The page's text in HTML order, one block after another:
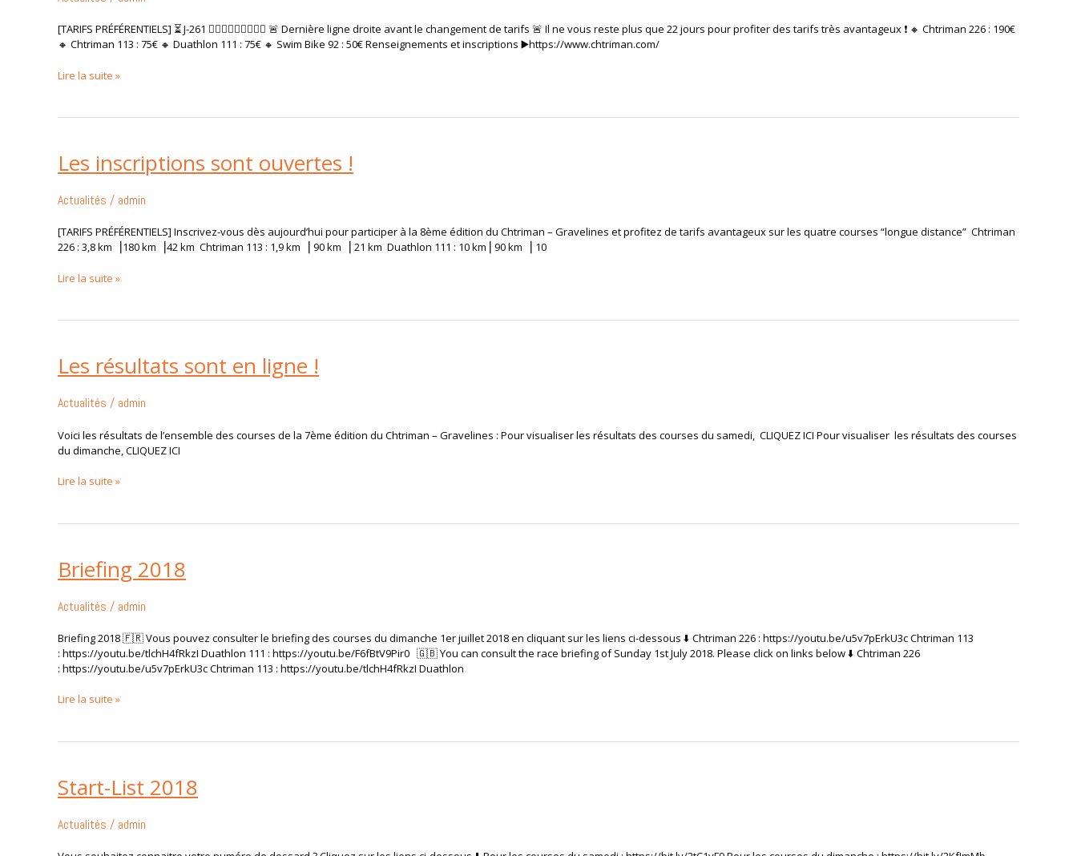
[TARIFS PRÉFÉRENTIELS] ⏳ J-261 🏊🏼‍♂️🚴🏼‍♂️🏃🏼‍♂️ 🚨 Dernière ligne droite avant le changement de tarifs 🚨 Il ne vous reste plus que 22 jours pour profiter des tarifs très avantageux ❗️ 🔸 Chtriman 226 : 190€
🔸 Chtriman 113 : 75€ 🔸 Duathlon 111 : 75€ 🔸 Swim Bike 92 : 50€ Renseignements et inscriptions ▶️https://www.chtriman.com/
de
tarifs
Lire la suite »
Les inscriptions sont ouvertes !
Actualités / admin
[TARIFS PRÉFÉRENTIELS] Inscrivez-vous dès aujourd’hui pour participer à la 8ème édition du Chtriman – Gravelines et profitez de tarifs avantageux sur les quatre courses “longue distance” Chtriman
226 : 3,8 km ⎥180 km ⎥42 km Chtriman 113 : 1,9 km ⎥ 90 km ⎥ 21 km Duathlon 111 : 10 km⎥ 90 km ⎥ 10
Les
inscriptions
ouvertes
Lire la suite »
Les résultats sont en ligne !
Actualités / admin
Voici les résultats de l’ensemble des courses de la 7ème édition du Chtriman – Gravelines : Pour visualiser les résultats des courses du samedi, CLIQUEZ ICI Pour visualiser les résultats des courses
du dimanche, CLIQUEZ ICI
Les
résultats
en
!
Lire la suite »
Briefing 2018
Actualités / admin
Briefing 2018 🇫🇷 Vous pouvez consulter le briefing des courses du dimanche 1er juillet 2018 en cliquant sur les liens ci-dessous ⬇️ Chtriman 226 : https://youtu.be/u5v7pErkU3c Chtriman 113
: https://youtu.be/tlchH4fRkzI Duathlon 111 : https://youtu.be/F6fBtV9Pir0​ 🇬🇧 You can consult the race briefing of Sunday 1st July 2018. Please click on links below ⬇️ Chtriman 226
: https://youtu.be/u5v7pErkU3c Chtriman 113 : https://youtu.be/tlchH4fRkzI Duathlon
Briefing
2018
Lire la suite »
Start-List 2018
Actualités / admin
Start-
List